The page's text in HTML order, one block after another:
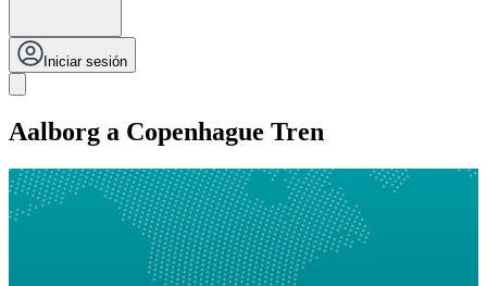
Iniciar sesión
Aalborg a Copenhague Tren